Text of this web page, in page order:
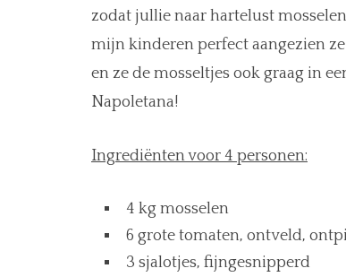
zodat jullie naar hartelust
mijn kinderen perfect aangezien
en ze de mosseltjes ook graag in
Napoletana!
Ingrediënten voor 4 personen:
4 kg mosselen
6 grote tomaten, ontveld,
3 sjalotjes, fijngesnipperd